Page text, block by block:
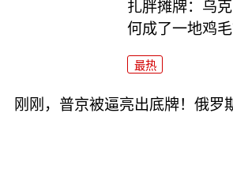
扎胖摊牌：乌
何成了一地鸡毛
最热
刚刚，普京被逼亮出底牌！俄罗